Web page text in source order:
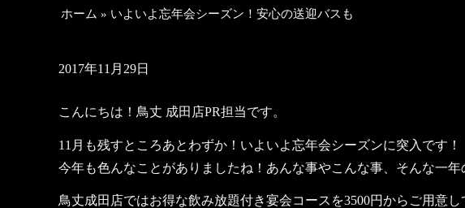
ホーム » いよいよ忘年会シーズン！安心の送迎バスも
2017年11月29日
こんにちは！鳥丈 成田店PR担当です。
11月も残すところあとわずか！いよいよ忘年会シーズンに突入です！
今年も色んなことがありましたね！あんな事やこんな事、そんな一
鳥丈成田店ではお得な飲み放題付き宴会コースを3500円からご用意し